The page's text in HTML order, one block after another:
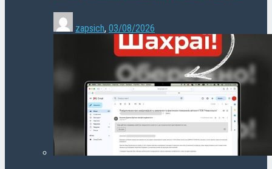
zapsich, 03/08/2026